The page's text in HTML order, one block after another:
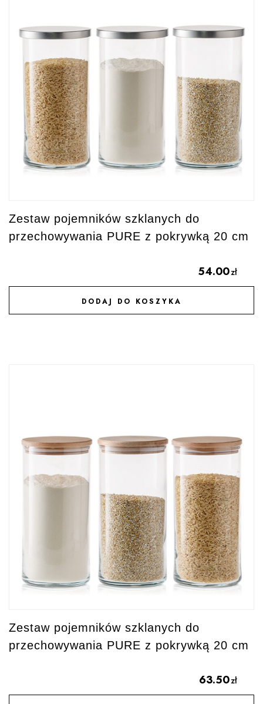
Zestaw pojemników szklanych do
przechowywania PURE z pokrywką 20 cm
54.00zł
DODAJ DO KOSZYKA
DODAJ DO ULUBIONYCH
Zestaw pojemników szklanych do
przechowywania PURE z pokrywką 20 cm
63.50zł